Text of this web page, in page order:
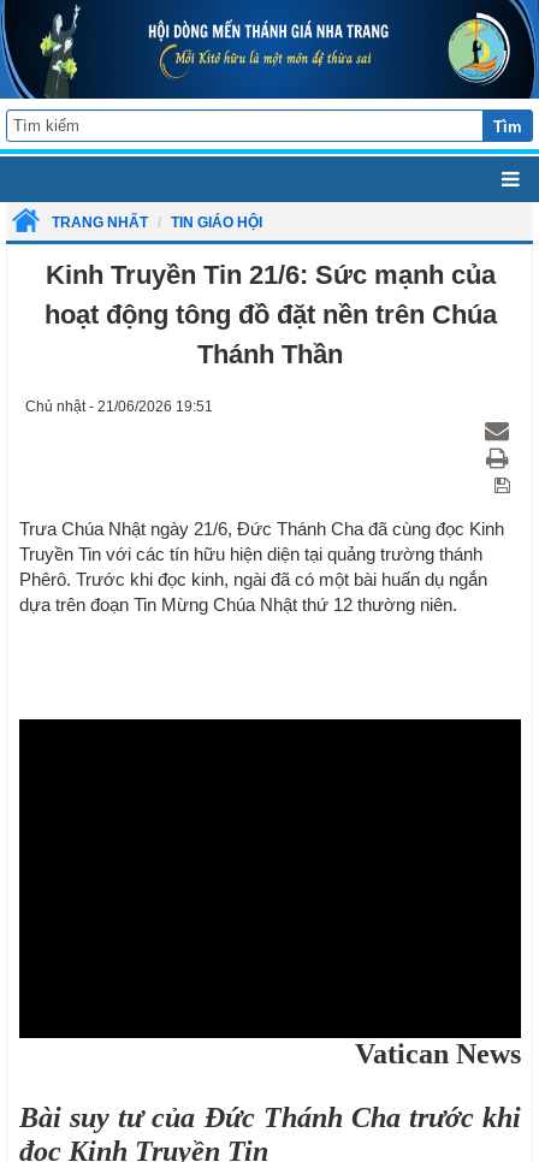
Tìm
TRANG NHẤT TIN GIÁO HỘI
Kinh Truyền Tin 21/6: Sức mạnh của
hoạt động tông đồ đặt nền trên Chúa
Thánh Thần
Chủ nhật - 21/06/2026 19:51
Trưa Chúa Nhật ngày 21/6, Đức Thánh Cha đã cùng đọc Kinh
Truyền Tin với các tín hữu hiện diện tại quảng trường thánh
Phêrô. Trước khi đọc kinh, ngài đã có một bài huấn dụ ngắn
dựa trên đoạn Tin Mừng Chúa Nhật thứ 12 thường niên.
Vatican News
Bài suy tư của Đức Thánh Cha trước khi
đọc Kinh Truyền Tin